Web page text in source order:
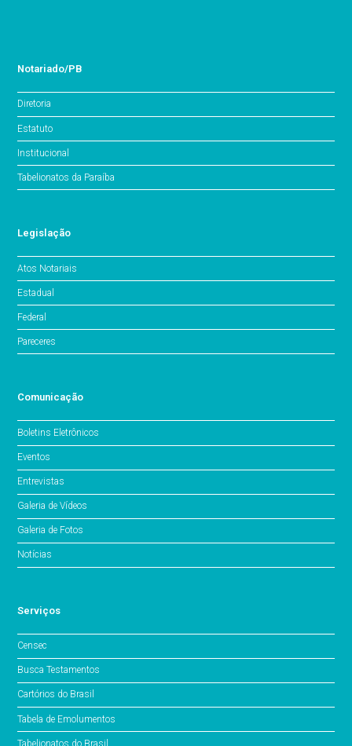
Notariado/PB
Diretoria
Estatuto
Institucional
Tabelionatos da Paraíba
Legislação
Atos Notariais
Estadual
Federal
Pareceres
Comunicação
Boletins Eletrônicos
Eventos
Entrevistas
Galeria de Vídeos
Galeria de Fotos
Notícias
Serviços
Censec
Busca Testamentos
Cartórios do Brasil
Tabela de Emolumentos
Tabelionatos do Brasil